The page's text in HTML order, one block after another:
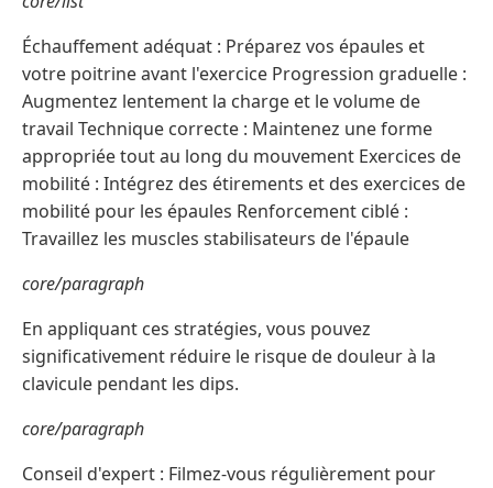
Échauffement adéquat : Préparez vos épaules et
votre poitrine avant l'exercice Progression graduelle :
Augmentez lentement la charge et le volume de
travail Technique correcte : Maintenez une forme
appropriée tout au long du mouvement Exercices de
mobilité : Intégrez des étirements et des exercices de
mobilité pour les épaules Renforcement ciblé :
Travaillez les muscles stabilisateurs de l'épaule
core/paragraph
En appliquant ces stratégies, vous pouvez
significativement réduire le risque de douleur à la
clavicule pendant les dips.
core/paragraph
Conseil d'expert : Filmez-vous régulièrement pour